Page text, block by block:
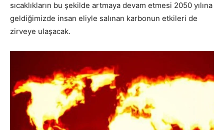
sıcaklıkların bu şekilde artmaya devam etmesi 2050 yılına
geldiğimizde insan eliyle salınan karbonun etkileri de
zirveye ulaşacak.